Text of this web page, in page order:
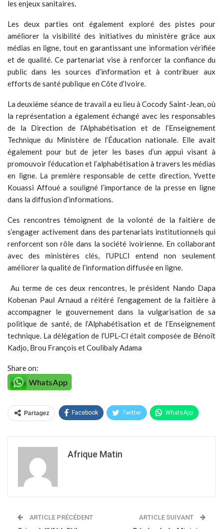
les enjeux sanitaires.
Les deux parties ont également exploré des pistes pour
améliorer la visibilité des initiatives du ministère grâce aux
médias en ligne, tout en garantissant une information vérifiée
et de qualité. Ce partenariat vise à renforcer la confiance du
public dans les sources d’information et à contribuer aux
efforts de santé publique en Côte d’Ivoire.
La deuxième séance de travail a eu lieu à Cocody Saint-Jean, où
la représentation a également échangé avec les responsables
de la Direction de l’Alphabétisation et de l’Enseignement
Technique du Ministère de l’Éducation nationale. Elle avait
également pour but de jeter les bases d’un appui visant à
promouvoir l’éducation et l’alphabétisation à travers les médias
en ligne. La première responsable de cette direction, Yvette
Kouassi Affoué a souligné l’importance de la presse en ligne
dans la diffusion d’informations.
Ces rencontres témoignent de la volonté de la faitière de
s’engager activement dans des partenariats institutionnels qui
renforcent son rôle dans la société ivoirienne. En collaborant
avec des ministères clés, l’UPLCI entend non seulement
améliorer la qualité de l’information diffusée en ligne.
Au terme de ces deux rencontres, le président Nando Dapa
Kobenan Paul Arnaud a réitéré l’engagement de la faitière à
accompagner le gouvernement dans la vulgarisation de sa
politique de santé, de l’Alphabétisation et de l’Enseignement
technique. La délégation de l’UPL-CI était composée de Bénoît
Kadjo, Brou François et Coulibaly Adama
Share on:
WhatsApp
Partagez Facebook Twitter WhatsApp
Afrique Matin
ARTICLE PRÉCÉDENT ARTICLE SUIVANT